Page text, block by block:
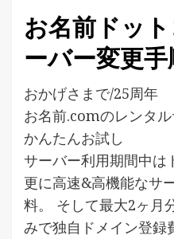
お名前ドッ
ーバー変更
おかげさまで/25周年
お名前.comのレンタ
かんたんお試し
サーバー利用期間中は
更に高速&高機能なサ
料。 そして最大2ヶ月
みで独自ドメイン登録